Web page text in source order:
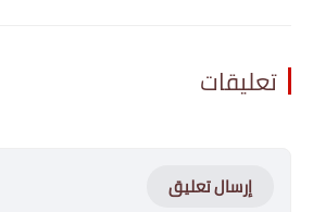
تعليقات
إرسال تعليق